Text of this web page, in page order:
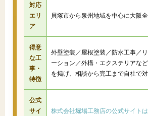
対応
エリ
ア
貝塚市から泉州地域を中心に大阪
得意
な工
事・
特徴
外壁塗装／屋根塗装／防水工事／
ーション／外構・エクステリアな
を掲げ、相談から完工まで自社で対
公式
サイ
株式会社堀場工務店の公式サイト